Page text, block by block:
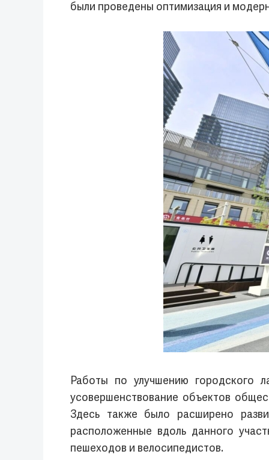
были проведены оптимизация и
Работы по улучшению городского
усовершенствование объектов
Здесь также было расширено
расположенные вдоль данного
пешеходов и велосипедистов.